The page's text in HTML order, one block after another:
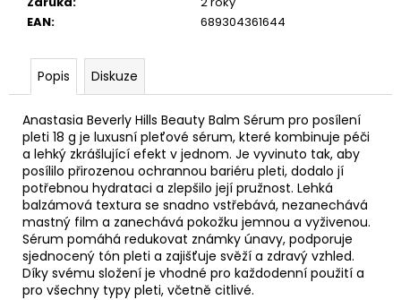
EAN: 689304361644
Popis Diskuze
Anastasia Beverly Hills Beauty Balm Sérum pro posílení
pleti 18 g je luxusní pleťové sérum, které kombinuje péči
a lehký zkrášlující efekt v jednom. Je vyvinuto tak, aby
posílilo přirozenou ochrannou bariéru pleti, dodalo jí
potřebnou hydrataci a zlepšilo její pružnost. Lehká
balzámová textura se snadno vstřebává, nezanechává
mastný film a zanechává pokožku jemnou a vyživenou.
Sérum pomáhá redukovat známky únavy, podporuje
sjednocený tón pleti a zajišťuje svěží a zdravý vzhled.
Díky svému složení je vhodné pro každodenní použití a
pro všechny typy pleti, včetně citlivé.